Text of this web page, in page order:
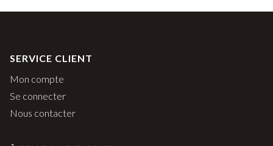
SERVICE CLIENT
Mon compte
Se connecter
Nous contacter